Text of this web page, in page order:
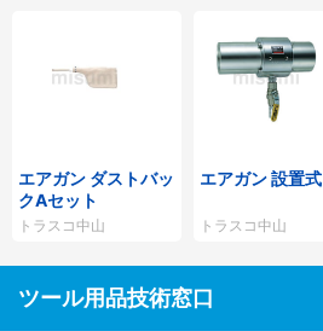
エアガン ダストバッ
クAセット
トラスコ中山
エアガン 設置式
トラスコ中山
ツール用品技術窓口